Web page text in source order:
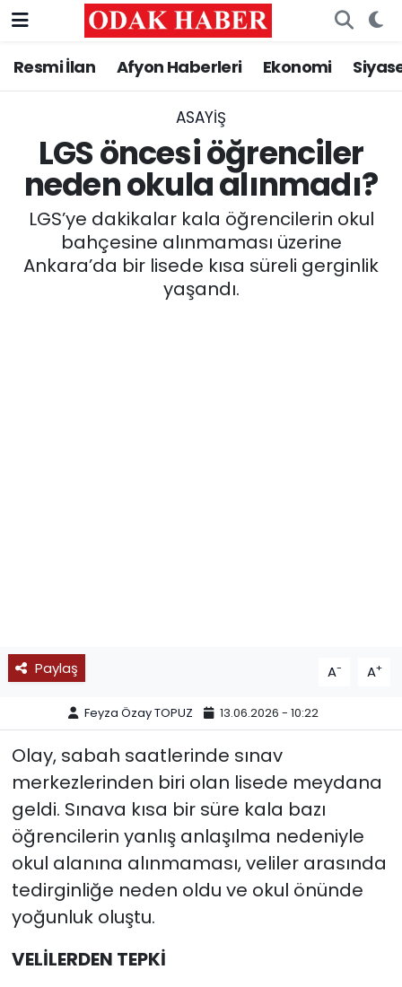
Resmi İlan Afyon Haberleri Ekonomi
ASAYİŞ
LGS öncesi öğrenciler
neden okula alınmadı?
LGS’ye dakikalar kala öğrencilerin okul
bahçesine alınmaması üzerine
Ankara’da bir lisede kısa süreli gerginlik
yaşandı.
Paylaş A- A+
Feyza Özay TOPUZ 13.06.2026 - 10:22
Olay, sabah saatlerinde sınav
merkezlerinden biri olan lisede meydana
geldi. Sınava kısa bir süre kala bazı
öğrencilerin yanlış anlaşılma nedeniyle
okul alanına alınmaması, veliler arasında
tedirginliğe neden oldu ve okul önünde
yoğunluk oluştu.
VELİLERDEN TEPKİ
AFYONKARAHİSAR HABERLERİ
ASAYİŞ
SİYASET
Nöbetçi Eczaneler
Trafik Durumu
Tüm Manşetler
Son Dakika Haberleri